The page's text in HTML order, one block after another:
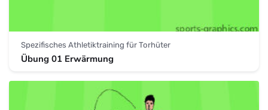
Spezifisches Athletiktraining für Torhüter
Übung 01 Erwärmung